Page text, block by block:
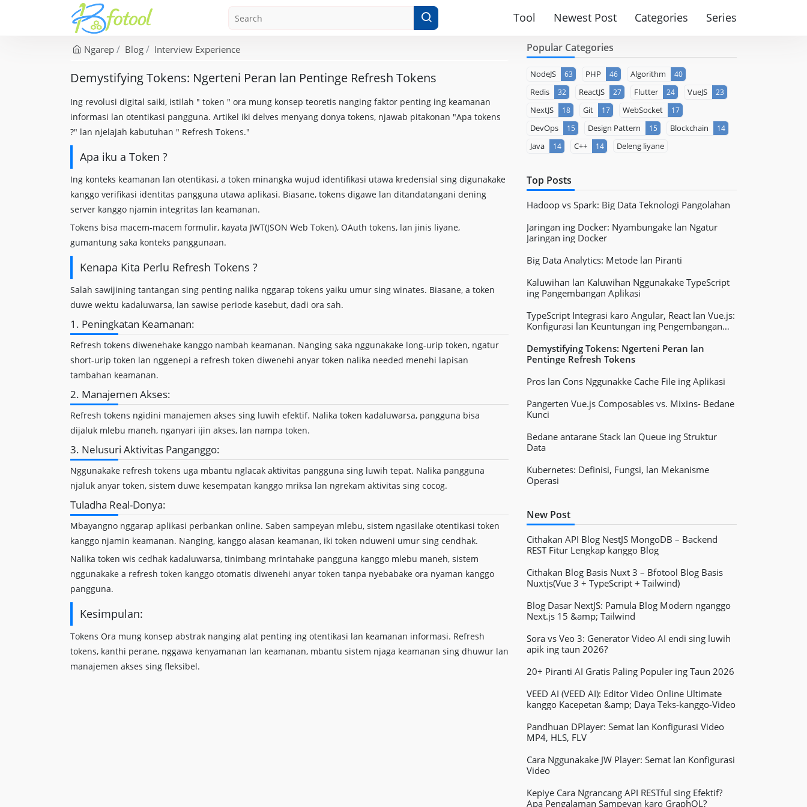
Tool Newest Post Categories Series
Ngarep Blog Interview Experience
Demystifying Tokens: Ngerteni Peran lan Pentinge Refresh Tokens
Ing revolusi digital saiki, istilah " token " ora mung konsep teoretis nanging faktor penting ing keamanan
informasi lan otentikasi pangguna. Artikel iki delves menyang donya tokens, njawab pitakonan "Apa tokens
?" lan njelajah kabutuhan " Refresh Tokens."
Apa iku a Token ?
Ing konteks keamanan lan otentikasi, a token minangka wujud identifikasi utawa kredensial sing digunakake
kanggo verifikasi identitas pangguna utawa aplikasi. Biasane, tokens digawe lan ditandatangani dening
server kanggo njamin integritas lan keamanan.
Tokens bisa macem-macem formulir, kayata JWT(JSON Web Token), OAuth tokens, lan jinis liyane,
gumantung saka konteks panggunaan.
Kenapa Kita Perlu Refresh Tokens ?
Salah sawijining tantangan sing penting nalika nggarap tokens yaiku umur sing winates. Biasane, a token
duwe wektu kadaluwarsa, lan sawise periode kasebut, dadi ora sah.
1. Peningkatan Keamanan:
Refresh tokens diwenehake kanggo nambah keamanan. Nanging saka nggunakake long-urip token, ngatur
short-urip token lan nggenepi a refresh token diwenehi anyar token nalika needed menehi lapisan
tambahan keamanan.
2. Manajemen Akses:
Refresh tokens ngidini manajemen akses sing luwih efektif. Nalika token kadaluwarsa, pangguna bisa
dijaluk mlebu maneh, nganyari ijin akses, lan nampa token.
3. Nelusuri Aktivitas Panganggo:
Nggunakake refresh tokens uga mbantu nglacak aktivitas pangguna sing luwih tepat. Nalika pangguna
njaluk anyar token, sistem duwe kesempatan kanggo mriksa lan ngrekam aktivitas sing cocog.
Tuladha Real-Donya:
Mbayangno nggarap aplikasi perbankan online. Saben sampeyan mlebu, sistem ngasilake otentikasi token
kanggo njamin keamanan. Nanging, kanggo alasan keamanan, iki token nduweni umur sing cendhak.
Nalika token wis cedhak kadaluwarsa, tinimbang mrintahake pangguna kanggo mlebu maneh, sistem
nggunakake a refresh token kanggo otomatis diwenehi anyar token tanpa nyebabake ora nyaman kanggo
pangguna.
Kesimpulan:
Tokens Ora mung konsep abstrak nanging alat penting ing otentikasi lan keamanan informasi. Refresh
tokens, kanthi perane, nggawa kenyamanan lan keamanan, mbantu sistem njaga keamanan sing dhuwur lan
manajemen akses sing fleksibel.
Popular Categories
NodeJS 63 PHP 46 Algorithm 40
Redis 32 ReactJS 27 Flutter 24 VueJS 23
NextJS 18 Git 17 WebSocket 17
DevOps 15 Design Pattern 15 Blockchain 14
Java 14 C++ 14 Deleng liyane
Top Posts
Hadoop vs Spark: Big Data Teknologi Pangolahan
Jaringan ing Docker: Nyambungake lan Ngatur
Jaringan ing Docker
Big Data Analytics: Metode lan Piranti
Kaluwihan lan Kaluwihan Nggunakake TypeScript
ing Pangembangan Aplikasi
TypeScript Integrasi karo Angular, React lan Vue.js:
Konfigurasi lan Keuntungan ing Pengembangan
Demystifying Tokens: Ngerteni Peran lan
Pentinge Refresh Tokens
Pros lan Cons Nggunakke Cache File ing Aplikasi
Pangerten Vue.js Composables vs. Mixins- Bedane
Kunci
Bedane antarane Stack lan Queue ing Struktur
Data
Kubernetes: Definisi, Fungsi, lan Mekanisme
Operasi
New Post
Cithakan API Blog NestJS MongoDB – Backend
REST Fitur Lengkap kanggo Blog
Cithakan Blog Basis Nuxt 3 – Bfotool Blog Basis
Nuxtjs(Vue 3 + TypeScript + Tailwind)
Blog Dasar NextJS: Pamula Blog Modern nganggo
Next.js 15 &amp; Tailwind
Sora vs Veo 3: Generator Video AI endi sing luwih
apik ing taun 2026?
20+ Piranti AI Gratis Paling Populer ing Taun 2026
VEED AI (VEED AI): Editor Video Online Ultimate
kanggo Kacepetan &amp; Daya Teks-kanggo-Video
Pandhuan DPlayer: Semat lan Konfigurasi Video
MP4, HLS, FLV
Cara Nggunakake JW Player: Semat lan Konfigurasi
Video
Kepiye Cara Ngrancang API RESTful sing Efektif?
Apa Pengalaman Sampeyan karo GraphQL?